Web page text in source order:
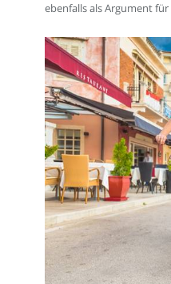
ebenfalls als Argument